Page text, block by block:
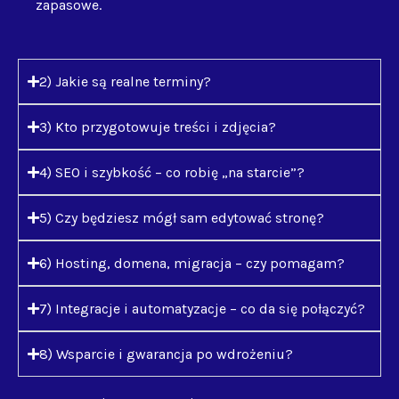
zapasowe.
2) Jakie są realne terminy?
3) Kto przygotowuje treści i zdjęcia?
4) SEO i szybkość – co robię „na starcie”?
5) Czy będziesz mógł sam edytować stronę?
6) Hosting, domena, migracja – czy pomagam?
7) Integracje i automatyzacje – co da się połączyć?
8) Wsparcie i gwarancja po wdrożeniu?